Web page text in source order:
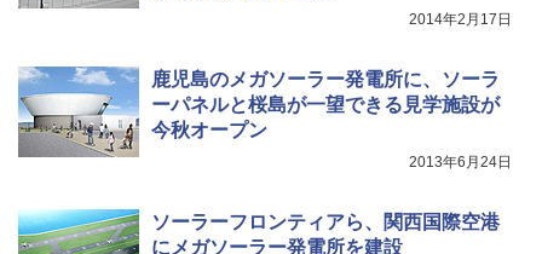
2014年2月17日
鹿児島のメガソーラー発電所に、ソーラ
ーパネルと桜島が一望できる見学施設が
今秋オープン
2013年6月24日
ソーラーフロンティアら、関西国際空港
にメガソーラー発電所を建設